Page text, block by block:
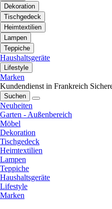
Dekoration
Tischgedeck
Heimtextilien
Lampen
Teppiche
Haushaltsgeräte
Lifestyle
Marken
Kundendienst in Frankreich
Suchen
Neuheiten
Garten - Außenbereich
Möbel
Dekoration
Tischgedeck
Heimtextilien
Lampen
Teppiche
Haushaltsgeräte
Lifestyle
Marken